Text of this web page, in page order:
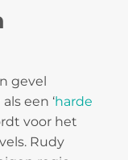
gevel
een ‘harde
voor het
Rudy